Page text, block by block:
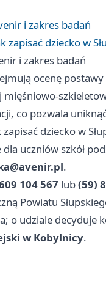
i zakres badań
zapisać dziecko w
i zakres badań
ocenę
co pozwala
dziecko w
uczniów szkół
.
104 567 lub(59)
Powiatu
o udziale decyduje
w Kobylnicy.